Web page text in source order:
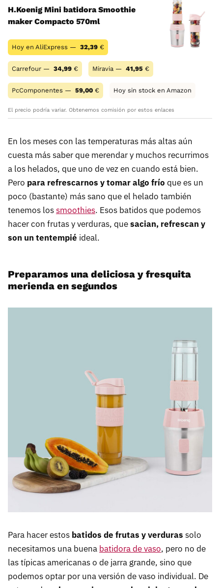
H.Koenig Mini batidora Smoothie
maker Compacto 570ml
Hoy en AliExpress — 32,39 €
Carrefour — 34,99 € Miravia — 41,95 €
PcComponentes — 59,00 € Hoy sin stock en Amazon
El precio podría variar. Obtenemos comisión por estos enlaces
En los meses con las temperaturas más altas aún
cuesta más saber que merendar y muchos recurrimos
a los helados, que uno de vez en cuando está bien.
Pero para refrescarnos y tomar algo frío que es un
poco (bastante) más sano que el helado también
tenemos lossmoothies. Esos batidos que podemos
hacer con frutas y verduras, quesacian, refrescan y
son un tentempié ideal.
Preparamos una deliciosa y fresquita
merienda en segundos
Para hacer estos batidos de frutas y verduras solo
necesitamos una buena batidora de vaso, pero no de
las típicas americanas o de jarra grande, sino que
podemos optar por una versión de vaso individual. De